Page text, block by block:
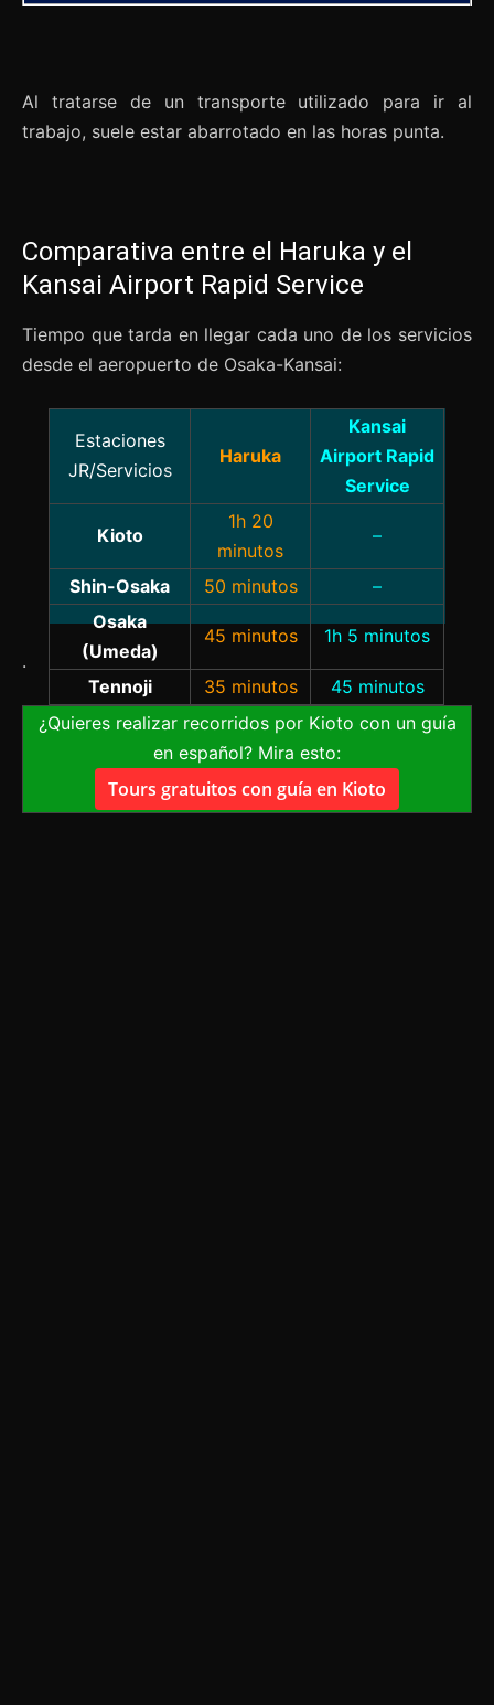
Al tratarse de un transporte utilizado para ir al
trabajo, suele estar abarrotado en las horas punta.
Comparativa entre el Haruka y el
Kansai Airport Rapid Service
Tiempo que tarda en llegar cada uno de los servicios
desde el aeropuerto de Osaka-Kansai:
Estaciones
JR/Servicios
Haruka
Kansai
Airport Rapid
Service
Kioto
1h 20
minutos
–
Shin-Osaka 50 minutos
–
Osaka
(Umeda)
45 minutos 1h 5 minutos
Tennoji 35 minutos 45 minutos
.
¿Quieres realizar recorridos por Kioto con un guía
en español? Mira esto:
Tours gratuitos con guía en Kioto